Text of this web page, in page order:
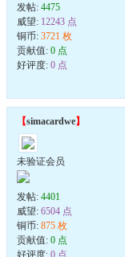
发帖: 4475
威望: 12243 点
铜币: 3721 枚
贡献值: 0 点
好评度: 0 点
【simacardwe】
未验证会员
发帖: 4401
威望: 6504 点
铜币: 875 枚
贡献值: 0 点
好评度: 0 点